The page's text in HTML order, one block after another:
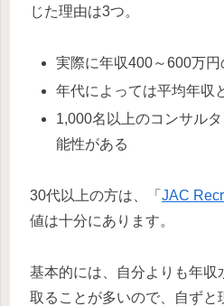
じた理由は3つ。
実際に年収400～600万
年代によっては平均年収
1,000名以上のコンサル
能性がある
30代以上の方は、「 JAC
値は十分にあります。
基本的には、自分よりも年収
取ることが多いので、自ずと